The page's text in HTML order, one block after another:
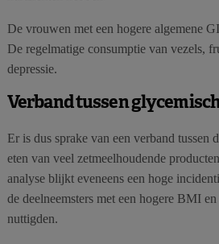
De vrouwen met een hogere algemene
De regelmatige consumptie van vezels,
depressie.
Verband tussen
Er is dus sprake van een verband tussen
eten van veel zetmeelhoudende
analyse blijkt eveneens een hoge
de deelneemsters met een hogere BMI
nuttigden.